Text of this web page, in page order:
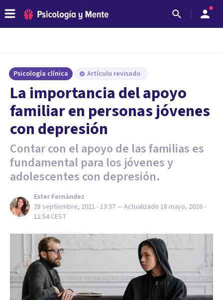
Psicología clínica Artículo revisado
La importancia del apoyo
familiar en personas jóvenes
con depresión
Contar con el apoyo de las familias es
fundamental para los jóvenes y
adolescentes con depresión.
Ester Fernández
28 septiembre, 2021 - 13:37— Actualizado 18 mayo, 2026 -
11:54 CEST